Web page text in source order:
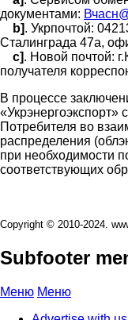
документами:
b]. Укрпочтой:
Сталинграда 47а,
c]. Новой почтой:
получателя
В процессе
Потребителя во
распределения
при необходимости
соответствующих
Copyright © 2010-2024.
Subfooter
Меню Меню